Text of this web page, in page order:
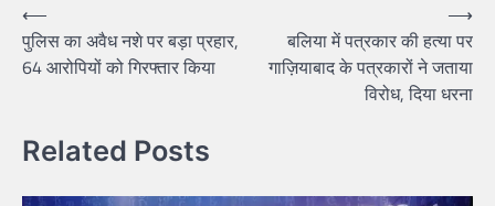
⟵
पुलिस का अवैध नशे पर बड़ा प्रहार,
64 आरोपियों को गिरफ्तार किया
बलिया में पत्रकार की हत्या पर
गाज़ियाबाद के पत्रकारों ने जताया
विरोध, दिया धरना
⟶
Related Posts